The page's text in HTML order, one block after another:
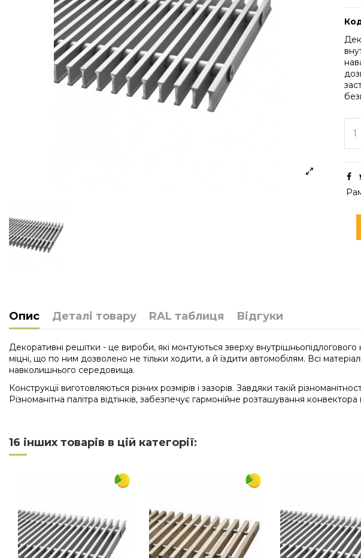
Опис Деталі товару RAL таблиця Відгуки
Декоративні решітки - це вироби, які монтуються зверху внутрішньопідлогового
міцні, що по ним дозволено не тільки ходити, а й їздити автомобілям. Всі
навколишнього середовища.
Конструкції виготовляються різних розмірів і зазорів. Завдяки такій
Різноманітна палітра відтінків, забезпечує гармонійне розташування
Ширина
16 інших товарів в цій категорії: